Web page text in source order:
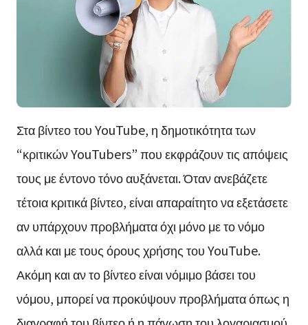
Στα βίντεο του YouTube, η δημοτικότητα των
“κριτικών YouTubers” που εκφράζουν τις απόψεις
τους με έντονο τόνο αυξάνεται. Όταν ανεβάζετε
τέτοια κριτικά βίντεο, είναι απαραίτητο να εξετάσετε
αν υπάρχουν προβλήματα όχι μόνο με το νόμο
αλλά και με τους όρους χρήσης του YouTube.
Ακόμη και αν το βίντεο είναι νόμιμο βάσει του
νόμου, μπορεί να προκύψουν προβλήματα όπως η